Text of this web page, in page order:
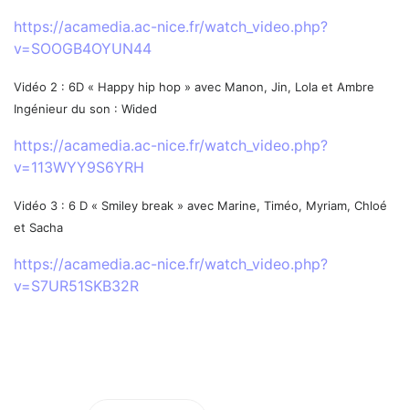
https://acamedia.ac-nice.fr/watch_video.php?
v=SOOGB4OYUN44
Vidéo 2 : 6D « Happy hip hop » avec Manon, Jin, Lola et Ambre
Ingénieur du son : Wided
https://acamedia.ac-nice.fr/watch_video.php?
v=113WYY9S6YRH
Vidéo 3 : 6 D « Smiley break » avec Marine, Timéo, Myriam, Chloé
et Sacha
https://acamedia.ac-nice.fr/watch_video.php?
v=S7UR51SKB32R